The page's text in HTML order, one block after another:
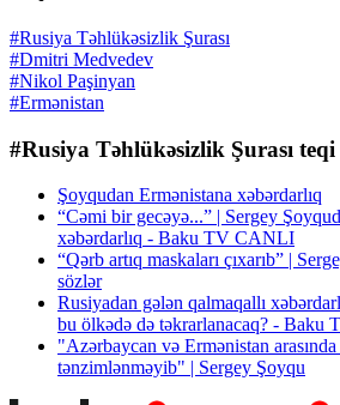
#Rusiya Təhlükəsizlik Şurası
#Dmitri Medvedev
#Nikol Paşinyan
#Ermənistan
#Rusiya Təhlükəsizlik Şurası
Şoyqudan Ermənistana xəbərdarlıq
“Cəmi bir gecəyə...” | Sergey
xəbərdarlıq - Baku TV CANLI
“Qərb artıq maskaları çıxarıb” |
sözlər
Rusiyadan gələn qalmaqallı
bu ölkədə də təkrarlanacaq? - Baku
"Azərbaycan və Ermənistan
tənzimlənməyib" | Sergey Şoyqu